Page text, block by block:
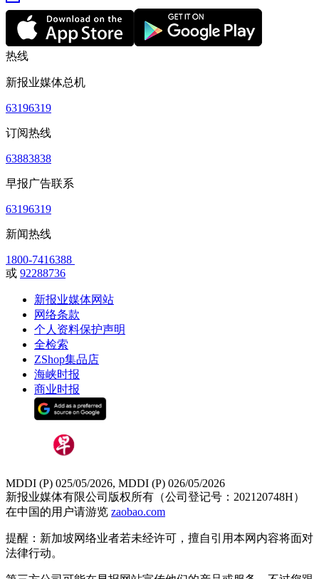
热线
新报业媒体总机
63196319
订阅热线
63883838
早报广告联系
63196319
新闻热线
1800-7416388
或 92288736
新报业媒体网站
网络条款
个人资料保护声明
全检索
ZShop集品店
海峡时报
商业时报
MDDI (P) 025/05/2026, MDDI (P) 026/05/2026
新报业媒体有限公司版权所有（公司登记号：202120748H）
在中国的用户请游览 zaobao.com
提醒：新加坡网络业者若未经许可，擅自引用本网内容将面对
法律行动。